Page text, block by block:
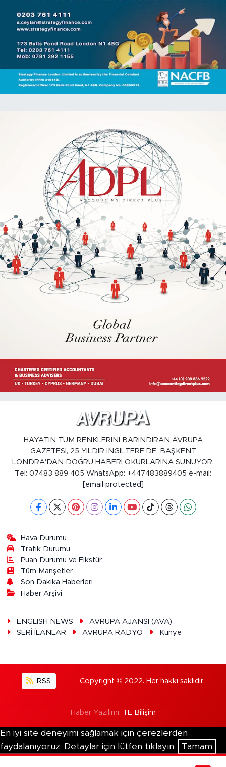
HAYATIN TÜM RENKLERİNİ BARINDIRAN AVRUPA
GAZETESİ, 25 YILDIR İNGİLTERE'DE, BAŞKENT
LONDRA'DAN DOĞRU HABERİ OKURLARINA SUNUYOR.
Tel: 07483 889 405 WhatsApp: +447483889405 e-mail:
[email protected]
Hava Durumu
Trafik Durumu
Puan Durumu ve Fikstür
Tüm Manşetler
Son Dakika Haberleri
Haber Arşivi
ENGLISH NEWS
AVRUPA AJANSI (AVA)
SERİ İLANLAR
AVRUPA RADYO Künye
RSS Copyright © 2022. Her hakkı saklıdır.
Haber Yazılımı: TE Bilişim
En iyi site deneyimi sağlamak için çerezlerden
faydalanıyoruz. Detaylar için lütfen tıklayın.
Tamam